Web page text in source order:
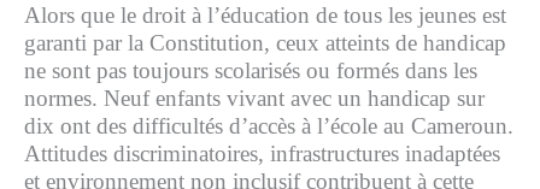
Alors que le droit à l’éducation de tous les jeunes est
garanti par la Constitution, ceux atteints de handicap
ne sont pas toujours scolarisés ou formés dans les
normes. Neuf enfants vivant avec un handicap sur
dix ont des difficultés d’accès à l’école au Cameroun.
Attitudes discriminatoires, infrastructures inadaptées
et environnement non inclusif contribuent à cette